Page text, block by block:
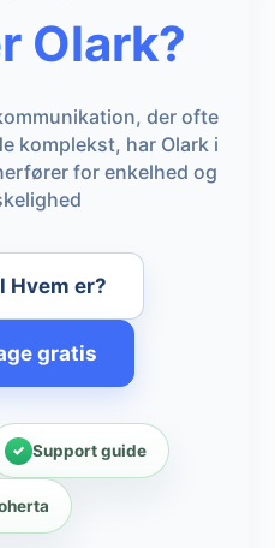
Olark?
der ofte
komplekst, har Olark i
for enkelhed og
Hvem er?
gratis
Support guide